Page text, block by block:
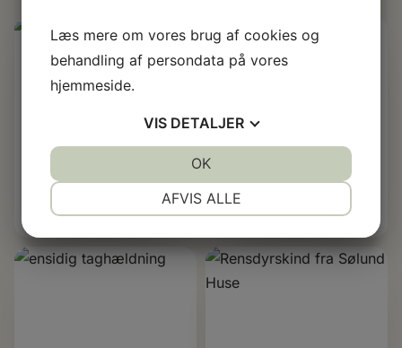
5 L. OLIE -
TRÆBESKYTTELSE
(TRANSPARENT TRÆOLIE)
750,-
229,-
Læs mere om vores brug af cookies og
behandling af persondata på vores
hjemmeside.
VIS DETALJER
MARKETING STATISTIK
AFVIS ALLE
OK